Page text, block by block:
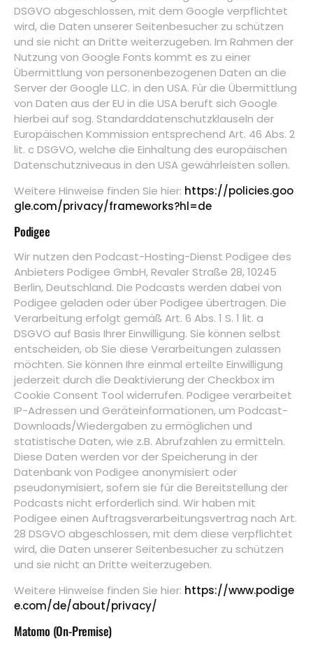
DSGVO abgeschlossen, mit dem Google verpflichtet
wird, die Daten unserer Seitenbesucher zu schützen
und sie nicht an Dritte weiterzugeben. Im Rahmen der
Nutzung von Google Fonts kommt es zu einer
Übermittlung von personenbezogenen Daten an die
Server der Google LLC. in den USA. Für die Übermittlung
von Daten aus der EU in die USA beruft sich Google
hierbei auf sog. Standarddatenschutzklauseln der
Europäischen Kommission entsprechend Art. 46 Abs. 2
lit. c DSGVO, welche die Einhaltung des europäischen
Datenschutzniveaus in den USA gewährleisten sollen.
Weitere Hinweise finden Sie hier: https://policies.goo
gle.com/privacy/frameworks?hl=de
Podigee
Wir nutzen den Podcast-Hosting-Dienst Podigee des
Anbieters Podigee GmbH, Revaler Straße 28, 10245
Berlin, Deutschland. Die Podcasts werden dabei von
Podigee geladen oder über Podigee übertragen. Die
Verarbeitung erfolgt gemäß Art. 6 Abs. 1 S. 1 lit. a
DSGVO auf Basis Ihrer Einwilligung. Sie können selbst
entscheiden, ob Sie diese Verarbeitungen zulassen
möchten. Sie können Ihre einmal erteilte Einwilligung
jederzeit durch die Deaktivierung der Checkbox im
Cookie Consent Tool widerrufen. Podigee verarbeitet
IP-Adressen und Geräteinformationen, um Podcast-
Downloads/Wiedergaben zu ermöglichen und
statistische Daten, wie z.B. Abrufzahlen zu ermitteln.
Diese Daten werden vor der Speicherung in der
Datenbank von Podigee anonymisiert oder
pseudonymisiert, sofern sie für die Bereitstellung der
Podcasts nicht erforderlich sind. Wir haben mit
Podigee einen Auftragsverarbeitungsvertrag nach Art.
28 DSGVO abgeschlossen, mit dem diese verpflichtet
wird, die Daten unserer Seitenbesucher zu schützen
und sie nicht an Dritte weiterzugeben.
Weitere Hinweise finden Sie hier: https://www.podige
e.com/de/about/privacy/
Matomo (On-Premise)